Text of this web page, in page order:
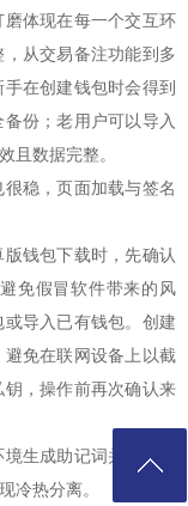
体现在每一个交互环
从交易备注功能到多
在创建钱包时会得到
份；老用户可以导入
且数据完整。
稳，页面加载与签名
钱包下载时，先确认
免假冒软件带来的风
导入已有钱包。创建
免在联网设备上以截
，操作前再次确认来
生成助记词并离线保
冷热分离。